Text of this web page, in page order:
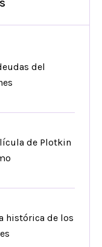
del
de Plotkin
histórica de los